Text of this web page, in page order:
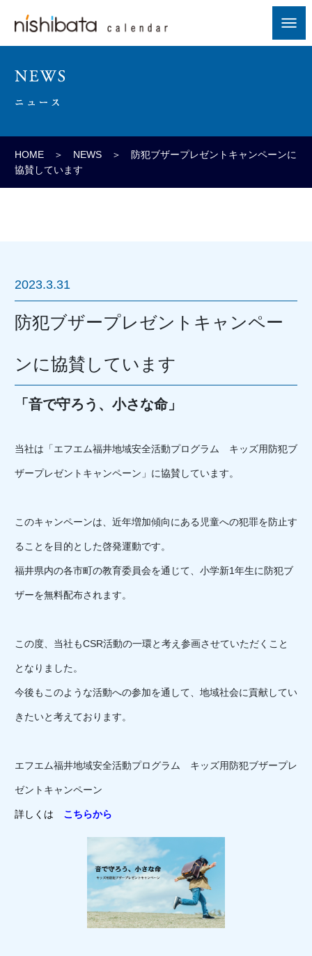
HOME ＞ NEWS ＞ 防犯ブザープレゼントキャンペーンに
協賛しています
2023.3.31
防犯ブザープレゼントキャンペー
ンに協賛しています
「音で守ろう、小さな命」
当社は「エフエム福井地域安全活動プログラム キッズ用防犯ブ
ザープレゼントキャンペーン」に協賛しています。
このキャンペーンは、近年増加傾向にある児童への犯罪を防止す
ることを目的とした啓発運動です。
福井県内の各市町の教育委員会を通じて、小学新1年生に防犯ブ
ザーを無料配布されます。
この度、当社もCSR活動の一環と考え参画させていただくこと
となりました。
今後もこのような活動への参加を通して、地域社会に貢献してい
きたいと考えております。
エフエム福井地域安全活動プログラム キッズ用防犯ブザープレ
ゼントキャンペーン
詳しくは こちらから